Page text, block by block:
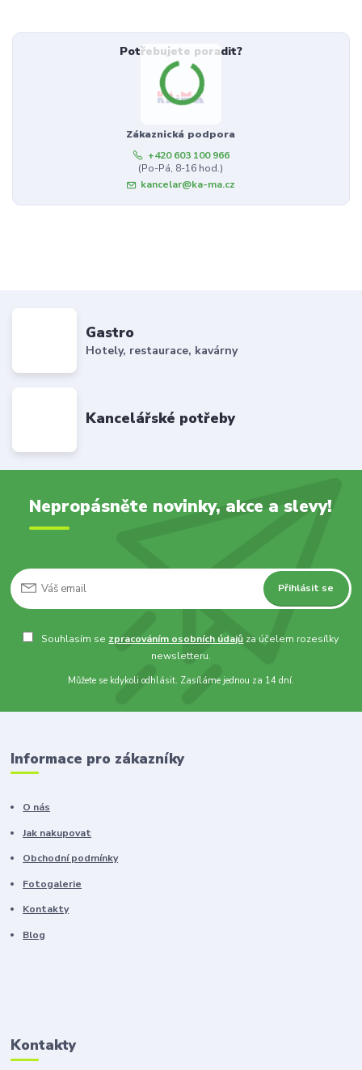
Potřebujete poradit?
Zákaznická podpora
+420 603 100 966
(Po-Pá, 8-16 hod.)
kancelar@ka-ma.cz
Gastro
Hotely, restaurace, kavárny
Kancelářské potřeby
Nepropásněte novinky, akce a slevy!
Přihlásit se
Souhlasím se zpracováním osobních údajů za účelem rozesílky
newsletteru.
Můžete se kdykoli odhlásit. Zasíláme jednou za 14 dní.
Informace pro zákazníky
O nás
Jak nakupovat
Obchodní podmínky
Fotogalerie
Kontakty
Blog
Kontakty